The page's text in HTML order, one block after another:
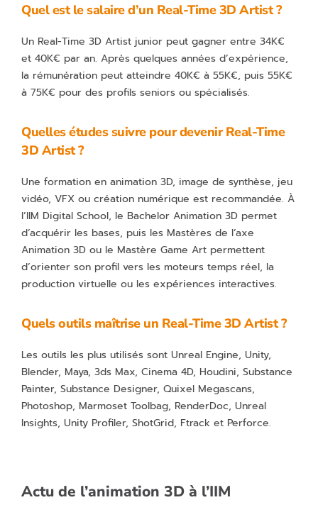
Quel est le salaire d’un Real-Time 3D Artist ?
Un Real-Time 3D Artist junior peut gagner entre 34K€
et 40K€ par an. Après quelques années d’expérience,
la rémunération peut atteindre 40K€ à 55K€, puis 55K€
à 75K€ pour des profils seniors ou spécialisés.
Quelles études suivre pour devenir Real-Time
3D Artist ?
Une formation en animation 3D, image de synthèse, jeu
vidéo, VFX ou création numérique est recommandée. À
l’IIM Digital School, le Bachelor Animation 3D permet
d’acquérir les bases, puis les Mastères de l’axe
Animation 3D ou le Mastère Game Art permettent
d’orienter son profil vers les moteurs temps réel, la
production virtuelle ou les expériences interactives.
Quels outils maîtrise un Real-Time 3D Artist ?
Les outils les plus utilisés sont Unreal Engine, Unity,
Blender, Maya, 3ds Max, Cinema 4D, Houdini, Substance
Painter, Substance Designer, Quixel Megascans,
Photoshop, Marmoset Toolbag, RenderDoc, Unreal
Insights, Unity Profiler, ShotGrid, Ftrack et Perforce.
Actu de l’animation 3D à l’IIM